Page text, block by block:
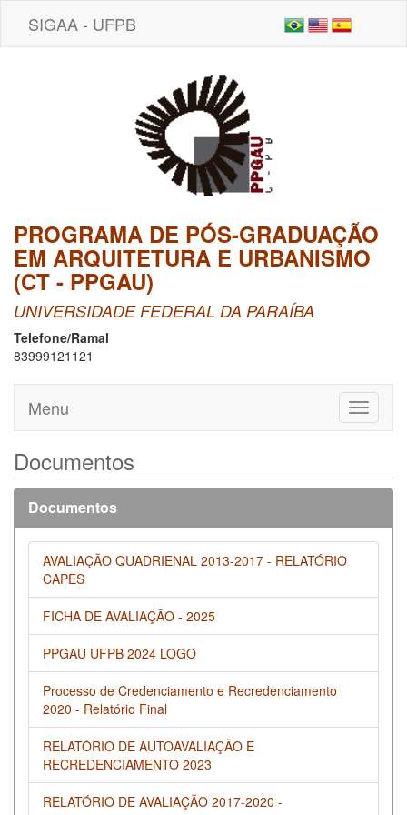
SIGAA - UFPB
PROGRAMA DE PÓS-GRADUAÇÃO
EM ARQUITETURA E URBANISMO
(CT - PPGAU)
UNIVERSIDADE FEDERAL DA PARAÍBA
Telefone/Ramal
83999121121
Toggle
Menu
Documentos
Documentos
AVALIAÇÃO QUADRIENAL 2013-2017 - RELATÓRIO
CAPES
FICHA DE AVALIAÇÃO - 2025
PPGAU UFPB 2024 LOGO
Processo de Credenciamento e Recredenciamento
2020 - Relatório Final
RELATÓRIO DE AUTOAVALIAÇÃO E
RECREDENCIAMENTO 2023
RELATÓRIO DE AVALIAÇÃO 2017-2020 -